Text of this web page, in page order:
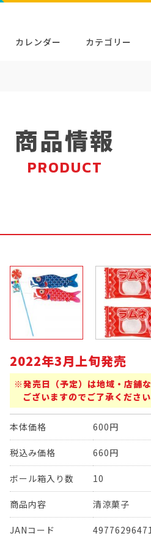
カレンダー カテゴリー
商品情報
PRODUCT
2022年3月上旬発売
※発売日（予定）は地域・店舗
ございますのでご了承ください
本体価格 600円
税込み価格 660円
ボール箱入り数 10
商品内容 清涼菓子
JANコード